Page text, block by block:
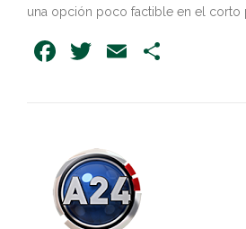
una opción poco factible en el corto
Facebook
Twitter
Email